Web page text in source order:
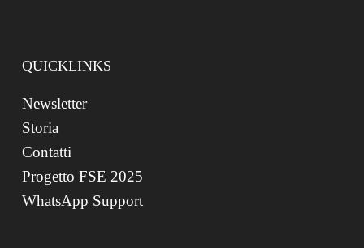
QUICKLINKS
Newsletter
Storia
Contatti
Progetto FSE 2025
WhatsApp Support